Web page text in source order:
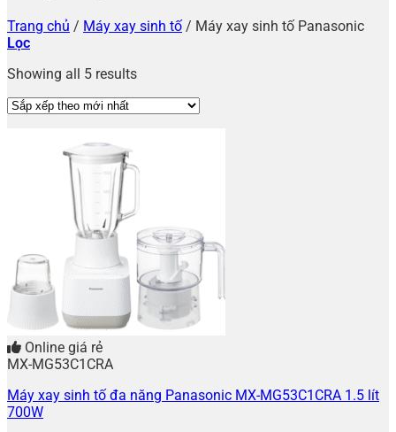
Trang chủ / Máy xay sinh tố / Máy xay sinh tố Panasonic
Lọc
Showing all 5 results
Online giá rẻ
MX-MG53C1CRA
Máy xay sinh tố đa năng Panasonic MX-MG53C1CRA 1.5 lít
700W